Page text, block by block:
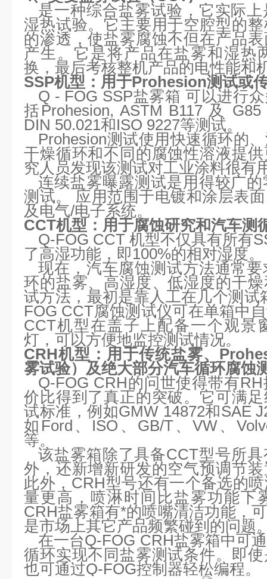
是一种综合盐雾试验，它实际
湿热试验。它主要用于空腔型的
的渗透，使盐雾腐蚀不但在产品
产生。它是将产品在盐雾和湿热
换，最后考核整机产品的电性能和
SSP机型：用于Prohesion测试或
Q - FOG SSP盐雾箱 可以进行
括Prohesion, ASTM B117 及
DIN 50.021和ISO 9227等测试。
Prohesion测试使用快速循环的
干燥循环和不同的腐蚀性溶液提
究人员发现该测试对工业涂料很有
连续盐雾曝露测试是用得较广
测试。 应用范围于电镀和涂层表
及电气/电子系统。
CCT机型：用于腐蚀研究和汽车测
Q-FOG CCT 机型不仅具有所有
了高湿功能，即100%的相对湿度。
现在，汽车腐蚀测试方法通常
环的盐雾、高湿度、低湿度的干
试方法，最初是靠人工在几个测试
FOG CCT腐蚀测试仪可在单箱中
CCT机型在盖子上配备一个观景
灯，可以方便地监控测试情况。
CRH机型：用于传统盐雾、
雾试验）及绝大部分汽车循环腐蚀
Q-FOG CRH的问世使得带有
价比得到了真正的突破。它可满
试标准，例如GMW 14872和SAE
如Ford、ISO、GB/T、VW、
等。
该盐雾箱除了具备CCT型号所
外，还新增新研发的空气预调节
此外，CRH型号还有一个备选的
量更高，喷淋时间比盐雾功能下
CRH盐雾箱有*的喷嘴清洁功能，
是市场上其它产品频繁碰到的问题
在一台Q-FOG CRH盐雾箱中可
循环实现不同盐雾测试条件。即
也可通过Q-FOG控制器轻松编程。